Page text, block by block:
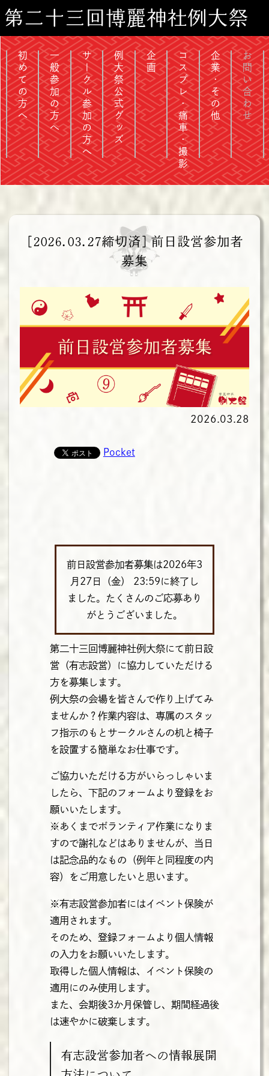
第二十三回博麗神社例大祭
初めての方へ 一般参加の方へ サークル参加の方へ 例大祭公式グッズ 企画 コスプレ・痛車・撮影 企業・その他 お問い合わせ
[2026.03.27締切済] 前日設営参加者
募集
2026.03.28
Pocket
前日設営参加者募集は2026年3
月27日（金） 23:59に終了し
ました。たくさんのご応募あり
がとうございました。
第二十三回博麗神社例大祭にて前日設
営（有志設営）に協力していただける
方を募集します。
例大祭の会場を皆さんで作り上げてみ
ませんか？作業内容は、専属のスタッ
フ指示のもとサークルさんの机と椅子
を設置する簡単なお仕事です。
ご協力いただける方がいらっしゃいま
したら、下記のフォームより登録をお
願いいたします。
※あくまでボランティア作業になりま
すので謝礼などはありませんが、当日
は記念品的なもの（例年と同程度の内
容）をご用意したいと思います。
※有志設営参加者にはイベント保険が
適用されます。
そのため、登録フォームより個人情報
の入力をお願いいたします。
取得した個人情報は、イベント保険の
適用にのみ使用します。
また、会期後3か月保管し、期間経過後
は速やかに破棄します。
有志設営参加者への情報展開